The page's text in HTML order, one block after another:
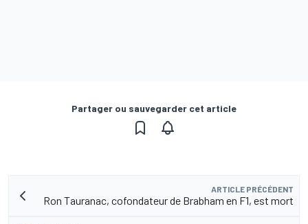
Partager ou sauvegarder cet article
ARTICLE PRÉCÉDENT
Ron Tauranac, cofondateur de Brabham en F1, est mort